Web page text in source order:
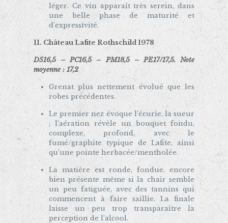
léger. Ce vin apparaît très serein, dans
une belle phase de maturité et
d’expressivité.
11. Château Lafite Rothschild 1978
DS16,5 – PC16,5 – PM18,5 – PE17/17,5. Note
moyenne : 17,2
Grenat plus nettement évolué que les
robes précédentes.
Le premier nez évoque l’écurie, la sueur
; l’aération révèle un bouquet fondu,
complexe, profond, avec le
fumé/graphite typique de Lafite, ainsi
qu’une pointe herbacée/mentholée.
La matière est ronde, fondue, encore
bien présente même si la chair semble
un peu fatiguée, avec des tannins qui
commencent à faire saillie. La finale
laisse un peu trop transparaître la
perception de l’alcool.